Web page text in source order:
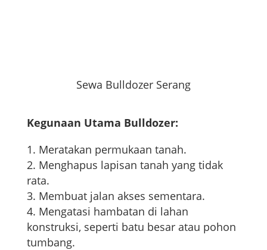
Sewa Bulldozer Serang
Kegunaan Utama Bulldozer:
Meratakan permukaan tanah.
Menghapus lapisan tanah yang tidak
rata.
Membuat jalan akses sementara.
Mengatasi hambatan di lahan
konstruksi, seperti batu besar atau pohon
tumbang.